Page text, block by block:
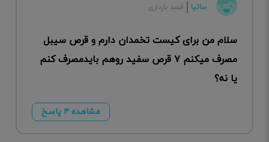
ساتیا قصد بارداری
سلام من برای کیست تخمدان دارم و قرص سیبل
مصرف میکنم ۷ قرص سفید روهم بایدمصرف کنم
یا نه؟
مشاهده ۴ پاسخ